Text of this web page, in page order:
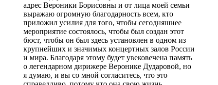
адрес Вероники Борисовны и от лица моей семьи
выражаю огромную благодарность всем, кто
приложил усилия для того, чтобы сегодняшнее
мероприятие состоялось, чтобы был создан этот
бюст, чтобы он был здесь установлен в одном из
крупнейших и значимых концертных залов России
и мира. Благодаря этому будет увековечена память
о легендарном дирижере Веронике Дударовой, но
я думаю, и вы со мной согласитесь, что это